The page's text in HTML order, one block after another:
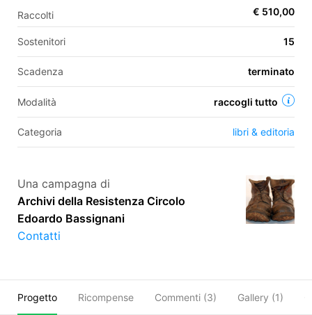
EN
FR
Raccolti € 510,00
Sostenitori 15
Scadenza terminato
Modalità raccogli tutto
Categoria libri & editoria
Una campagna di
Archivi della Resistenza Circolo
Edoardo Bassignani
Contatti
Progetto Ricompense Commenti (3) Gallery (1)